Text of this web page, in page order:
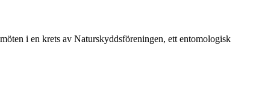
i en krets av Naturskyddsföreningen, ett entomologisk